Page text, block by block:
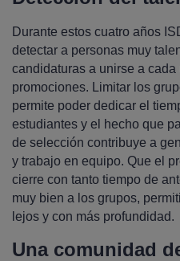
Durante estos cuatro años
detectar a personas muy
candidaturas a unirse a cada
promociones. Limitar los
permite poder dedicar el
estudiantes y el hecho que
de selección contribuye a
y trabajo en equipo. Que el
cierre con tanto tiempo de
muy bien a los grupos,
lejos y con más profundidad.
Una comunidad